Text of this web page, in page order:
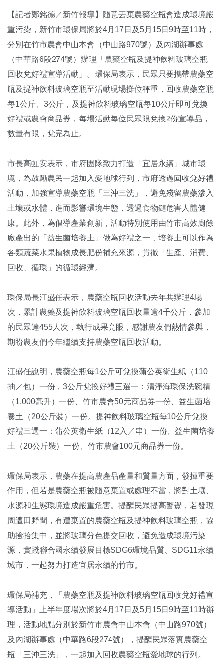
【記者鄭銘德／新竹報導】隨意丟棄農藥空瓶會造成環境嚴
重污染，新竹市環保局將於4月17日及5月15日9時至11時，
分別在竹市農會中山本會（中山路970號）及內湖辦事處
（中華路6段274號）辦理「農藥空瓶及提神飲料玻璃空瓶
回收兌好禮宣導活動」。環保局表示，民眾只要攜帶農藥空
瓶及提神飲料玻璃空瓶至活動現場攤位秤重，回收農藥空瓶
每1公斤、3公斤，及提神飲料玻璃空瓶每10公斤即可兌換
好禮或農會商品券，每場活動每位民眾限兌換2份宣導品，
數量有限，兌完為止。
市長高虹安表示，市府團隊致力打造「宜居永續」城市環
境，為鼓勵農民一起加入愛地球行列，市府透過回收兌好禮
活動，加強宣導農藥空瓶「三沖三洗」，避免殘留農藥滲入
土壤或水體，進而影響環境生態，透過食物鏈危害人體健
康。此外，為倡導產業創新，活動特別使用由竹市高效廚餘
廠產出的「益生菌培養土」做為好禮之一，培養土可以作為
各類蔬菜水果植物成長肥份補充來源，貫徹「生產、消費、
回收、循環」的循環經濟。
環保局長江盛任表示，農藥空瓶回收活動去年共辦理4場
次，累計農藥及提神飲料玻璃空瓶回收量逾4千公斤，參加
的民眾達455人次，執行成果亮眼，感謝農友們熱情參與，
期盼農友們今年繼續支持農藥空瓶回收活動。
江盛任說明，農藥空瓶每1公斤可兌換蒲公英衛生紙（110
抽／包）一份，3公斤兌換好禮三選一：清淨海環保洗碗精
（1,000毫升）一份、竹市農會50元商品券一份、益生菌培
養土（20公斤裝）一份。提神飲料玻璃空瓶每10公斤兌換
好禮三選一：蒲公英衛生紙（12入／串）一份、益生菌培養
土（20公斤裝）一份、竹市農會100元商品券一份。
環保局表示，農藥在提高農產品產量和質量方面，發揮重要
作用，但若是農藥空瓶被隨意棄置或處理不當，將對土壤、
水源和生態環境造成嚴重危害。提醒民眾提高警覺，若發現
周遭田野間，有遭棄置的農藥空瓶及提神飲料玻璃空瓶，協
助撿拾集中，並將玻璃分色提交回收，避免造成環境污染
源，實踐聯合國永續發展目標SDG6環境品質、SDG11永續
城市，一起努力打造宜居永續的竹市。
環保局補充，「農藥空瓶及提神飲料玻璃空瓶回收兌好禮宣
導活動」上半年度場次將於4月17日及5月15日9時至11時辦
理，活動地點分別於新竹市農會中山本會（中山路970號）
及內湖辦事處（中華路6段274號），提醒民眾落實農藥空
瓶「三沖三洗」，一起加入回收農藥空瓶愛地球的行列。